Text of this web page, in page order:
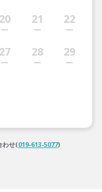
20 21 22
27 28 29
わせ(019-613-5077)